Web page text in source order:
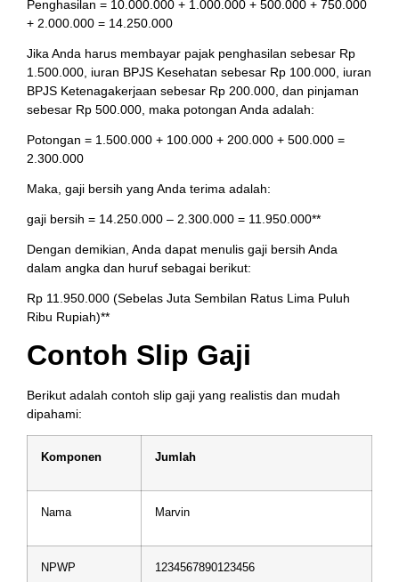
Penghasilan = 10.000.000 + 1.000.000 + 500.000 + 750.000
+ 2.000.000 = 14.250.000
Jika Anda harus membayar pajak penghasilan sebesar Rp
1.500.000, iuran BPJS Kesehatan sebesar Rp 100.000, iuran
BPJS Ketenagakerjaan sebesar Rp 200.000, dan pinjaman
sebesar Rp 500.000, maka potongan Anda adalah:
Potongan = 1.500.000 + 100.000 + 200.000 + 500.000 =
2.300.000
Maka, gaji bersih yang Anda terima adalah:
gaji bersih = 14.250.000 – 2.300.000 = 11.950.000**
Dengan demikian, Anda dapat menulis gaji bersih Anda
dalam angka dan huruf sebagai berikut:
Rp 11.950.000 (Sebelas Juta Sembilan Ratus Lima Puluh
Ribu Rupiah)**
Contoh Slip Gaji
Berikut adalah contoh slip gaji yang realistis dan mudah
dipahami:
Komponen Jumlah
Nama Marvin
NPWP 1234567890123456